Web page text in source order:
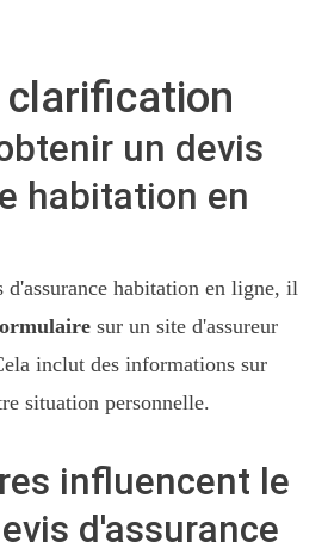
clarification
un devis
habitation en
habitation en ligne, il
sur un site d'assureur
inclut des informations sur
situation personnelle.
influencent le
d'assurance